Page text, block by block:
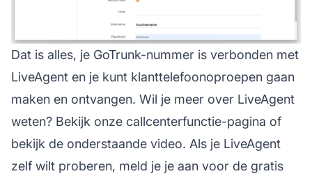
Dat is alles, je GoTrunk-nummer is verbonden met
LiveAgent en je kunt klanttelefoonoproepen gaan
maken en ontvangen. Wil je meer over LiveAgent
weten? Bekijk onze callcenterfunctie-pagina of
bekijk de onderstaande video. Als je LiveAgent
zelf wilt proberen, meld je je aan voor de gratis